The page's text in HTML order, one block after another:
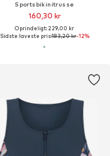
Sportsbikinitrusse
160,30 kr
Oprindeligt: 229,00 kr
Sidste laveste pris:183,20 kr-12%